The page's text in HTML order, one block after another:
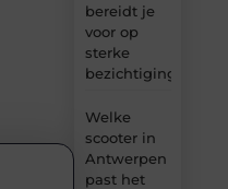
bereidt je
voor op
sterke
bezichtigingen
Welke
scooter in
Antwerpen
past het